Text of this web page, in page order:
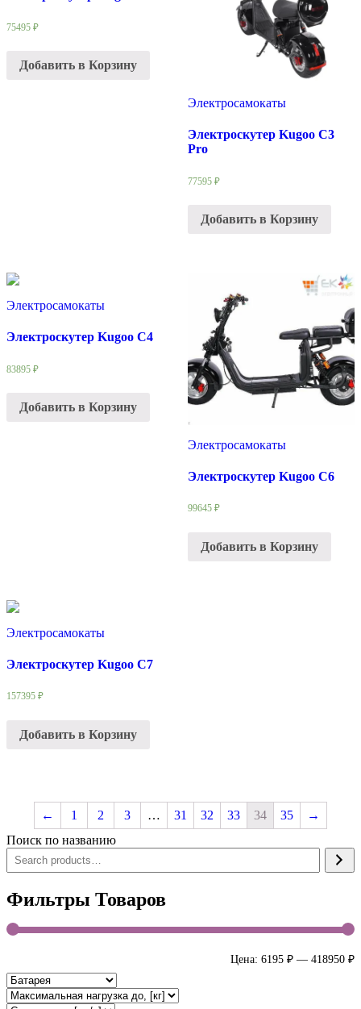
75495 ₽
Добавить в Корзину
Электросамокаты
Электроскутер Kugoo C3
Pro
77595 ₽
Добавить в Корзину
Электросамокаты
Электроскутер Kugoo C4
83895 ₽
Добавить в Корзину
Электросамокаты
Электроскутер Kugoo C6
99645 ₽
Добавить в Корзину
Электросамокаты
Электроскутер Kugoo C7
157395 ₽
Добавить в Корзину
← 1 2 3 … 31 32 33 34 35
→
Поиск по названию
Фильтры Товаров
Цена: 6195 ₽ — 418950 ₽